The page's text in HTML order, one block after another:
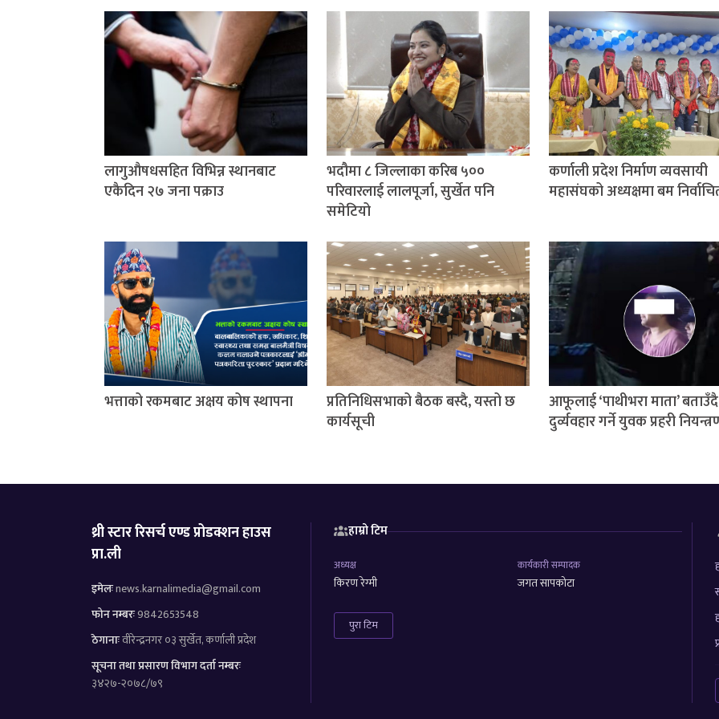
लागुऔषधसहित विभिन्न स्थानबाट
एकैदिन २७ जना पक्राउ
भदौमा ८ जिल्लाका करिब ५००
परिवारलाई लालपूर्जा, सुर्खेत पनि
समेटियो
कर्णाली प्रदेश निर्माण व्यवसायी
महासंघको अध्यक्षमा बम
भत्ताको रकमबाट अक्षय कोष स्थापना
प्रतिनिधिसभाको बैठक बस्दै, यस्तो छ
कार्यसूची
आफूलाई ‘पाथीभरा माता’ बताउँदै
दुर्व्यवहार गर्ने युवक प्रहरी
थ्री स्टार रिसर्च एण्ड प्रोडक्शन हाउस
प्रा.ली
इमेलःnews.karnalimedia@gmail.com
फोन नम्बरः9842653548
ठेगानाःवीरेन्द्रनगर ०३ सुर्खेत, कर्णाली प्रदेश
सूचना तथा प्रसारण विभाग दर्ता नम्बरः
३४२७-२०७८/७९
हाम्रो टिम
अध्यक्ष
किरण रेग्मी
कार्यकारी सम्पादक
जगत सापकोटा
पुरा टिम